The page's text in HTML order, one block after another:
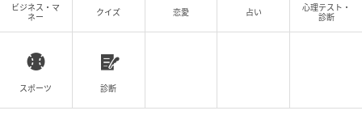
ビジネス・マ
ネー
クイズ 恋愛 占い
心理テスト・
診断
スポーツ 診断